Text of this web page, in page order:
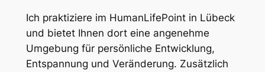
Ich praktiziere im HumanLifePoint in Lübeck
und bietet Ihnen dort eine angenehme
Umgebung für persönliche Entwicklung,
Entspannung und Veränderung. Zusätzlich